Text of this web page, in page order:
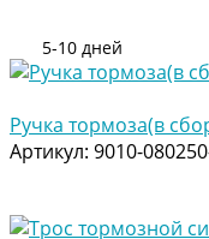
5-10 дней
Ручка тормоза(в
Артикул: 9010-